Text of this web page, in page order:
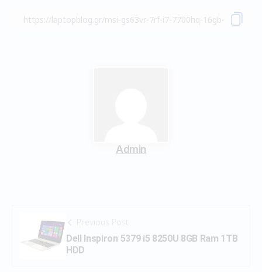
Admin
Previous Post
Dell Inspiron 5379 i5 8250U 8GB Ram 1TB
HDD